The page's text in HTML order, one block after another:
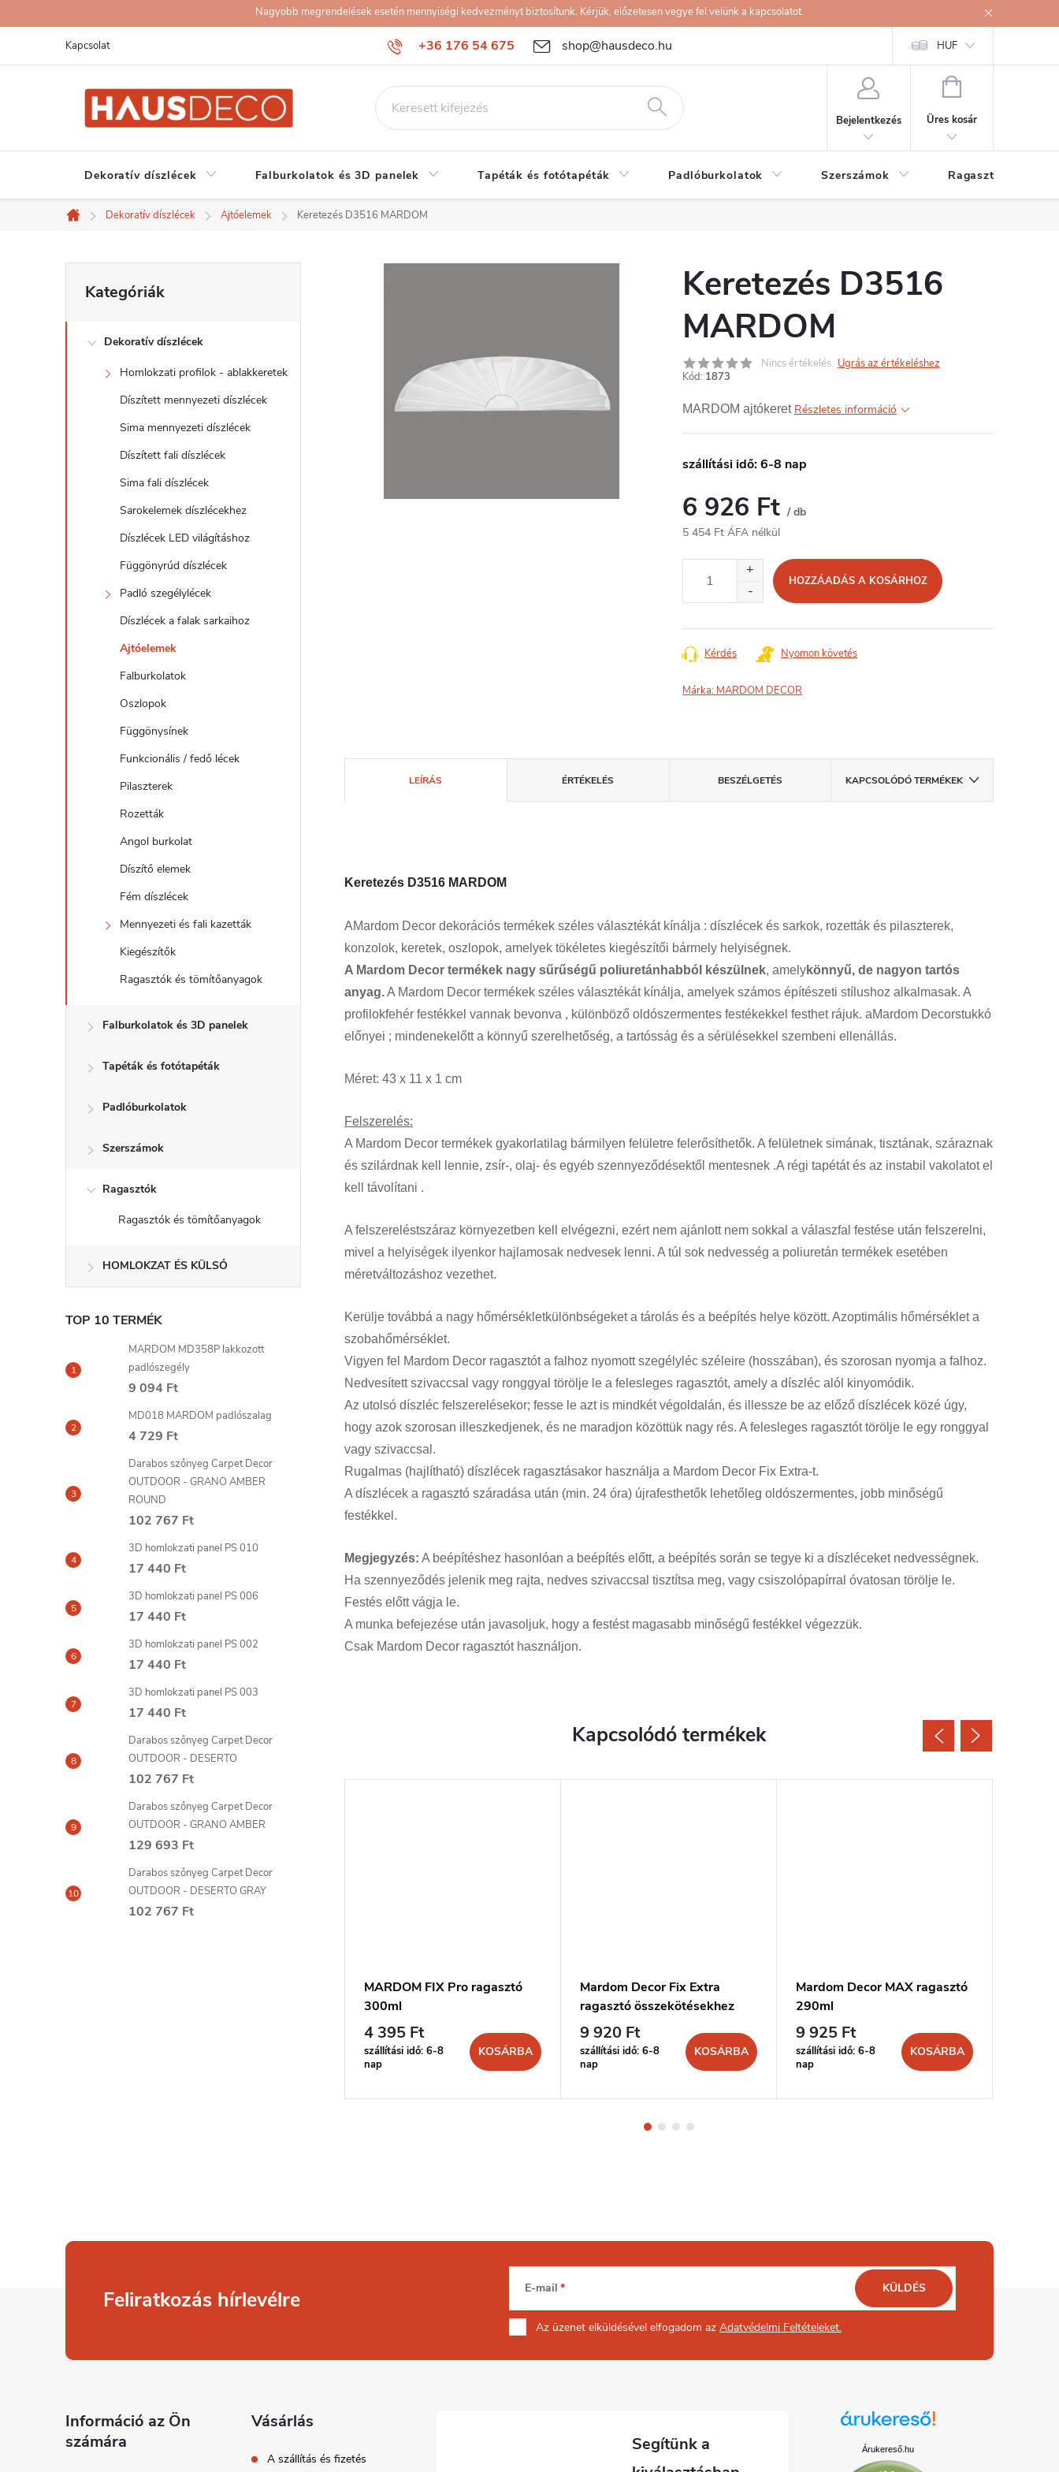
a
Nagyobb megrendelések esetén mennyiségi kedvezményt biztosítunk. Kérjük, előzetesen vegye fel velünk a kapcsolatot.
+36 176 54 675 shop@hausdeco.hu
Kapcsolat HUF
Bejelentkezés
KOSÁR
Üres kosár
Dekoratív díszlécek Falburkolatok és 3D panelek Tapéták és fotótapéták Padlóburkolatok Szerszámok Ragasztók
Kezdőlap
Dekoratív díszlécek Ajtóelemek Keretezés D3516 MARDOM
O
l
átugrása
Kategóriák
Dekoratív díszlécek
Homlokzati profilok - ablakkeretek
Díszített mennyezeti díszlécek
Sima mennyezeti díszlécek
Díszített fali díszlécek
Sima fali díszlécek
Sarokelemek díszlécekhez
Díszlécek LED világításhoz
Függönyrúd díszlécek
Padló szegélylécek
Díszlécek a falak sarkaihoz
Ajtóelemek
Falburkolatok
Oszlopok
Függönysínek
Funkcionális / fedő lécek
Pilaszterek
Rozetták
Angol burkolat
Díszítő elemek
Fém díszlécek
Mennyezeti és fali kazetták
Kiegészítők
Ragasztók és tömítőanyagok
Falburkolatok és 3D panelek
Tapéták és fotótapéták
Padlóburkolatok
Szerszámok
Ragasztók
Ragasztók és tömítőanyagok
HOMLOKZAT ÉS KÜLSŐ
TOP 10 TERMÉK
MARDOM MD358P lakkozott
padlószegély
9 094 Ft
MD018 MARDOM padlószalag
4 729 Ft
Darabos szőnyeg Carpet Decor
OUTDOOR - GRANO AMBER
ROUND
102 767 Ft
3D homlokzati panel PS 010
17 440 Ft
3D homlokzati panel PS 006
17 440 Ft
3D homlokzati panel PS 002
17 440 Ft
3D homlokzati panel PS 003
17 440 Ft
Darabos szőnyeg Carpet Decor
OUTDOOR - DESERTO
102 767 Ft
Darabos szőnyeg Carpet Decor
OUTDOOR - GRANO AMBER
129 693 Ft
Darabos szőnyeg Carpet Decor
OUTDOOR - DESERTO GRAY
102 767 Ft
Keretezés D3516
MARDOM
Nincs értékelés Ugrás az értékeléshez
Kód: 1873
MARDOM ajtókeret Részletes információ
szállítási idő: 6-8 nap
6 926 Ft / db
5 454 Ft ÁFA nélkül
HOZZÁADÁS A KOSÁRHOZ
Kérdés Nyomon követés
Márka: MARDOM DECOR
LEÍRÁS ÉRTÉKELÉS BESZÉLGETÉS KAPCSOLÓDÓ TERMÉKEK
Keretezés D3516 MARDOM
AMardom Decor dekorációs termékek széles választékát kínálja : díszlécek és sarkok, rozetták és pilaszterek,
konzolok, keretek, oszlopok, amelyek tökéletes kiegészítői bármely helyiségnek.
A Mardom Decor termékek nagy sűrűségű poliuretánhabból készülnek, amelykönnyű, de nagyon tartós
anyag.A Mardom Decor termékek széles választékát kínálja, amelyek számos építészeti stílushoz alkalmasak. A
profilokfehér festékkel vannak bevonva , különböző oldószermentes festékekkel festhetrájuk. aMardom Decorstukkó
előnyei ; mindenekelőtta könnyű szerelhetőség, a tartósság és a sérülésekkel szembeni ellenállás.
Méret: 43 x 11 x 1 cm
Felszerelés:
A Mardom Decor termékek gyakorlatilag bármilyen felületre felerősíthetők. A felületnek simának, tisztának, száraznak
és szilárdnak kell lennie, zsír-, olaj- és egyéb szennyeződésektől mentesnek .A régi tapétát és az instabil vakolatot el
kell távolítani .
A felszereléstszáraz környezetben kell elvégezni, ezért nem ajánlott nem sokkal a válaszfal festése után felszerelni,
mivel a helyiségek ilyenkor hajlamosak nedvesek lenni. A túl sok nedvesség a poliuretán termékek esetében
méretváltozáshoz vezethet.
Kerülje továbbá a nagy hőmérsékletkülönbségeket a tárolás és a beépítés helye között. Azoptimális hőmérséklet a
szobahőmérséklet.
Vigyen fel Mardom Decor ragasztót a falhoz nyomott szegélyléc széleire (hosszában), és szorosan nyomja a falhoz.
Nedvesített szivaccsal vagy ronggyal törölje le a felesleges ragasztót, amely a díszléc alól kinyomódik.
Az utolsó díszléc felszerelésekor; fesse le azt is mindkét végoldalán, és illessze be az előző díszlécek közé úgy,
hogy azok szorosan illeszkedjenek, és ne maradjon közöttük nagy rés. A felesleges ragasztót törölje le egy ronggyal
vagy szivaccsal.
Rugalmas (hajlítható) díszlécek ragasztásakor használja a Mardom Decor Fix Extra-t.
A díszlécek a ragasztó száradása után (min. 24 óra) újrafesthetők lehetőleg oldószermentes, jobb minőségű
festékkel.
Megjegyzés: A beépítéshez hasonlóan a beépítés előtt, a beépítés során se tegye ki a díszléceket nedvességnek.
Ha szennyeződés jelenik meg rajta, nedves szivaccsal tisztítsa meg, vagy csiszolópapírral óvatosan törölje le.
Festés előtt vágja le.
A munka befejezése után javasoljuk, hogy a festést magasabb minőségű festékkel végezzük.
Csak Mardom Decor ragasztót használjon.
Kapcsolódó termékek
MARDOM FIX Pro ragasztó
300ml
4 395 Ft
szállítási idő: 6-8
nap
KOSÁRBA
Mardom Decor Fix Extra
ragasztó összekötésekhez
300ml
9 920 Ft
szállítási idő: 6-8
nap
KOSÁRBA
Mardom Decor MAX ragasztó
290ml
9 925 Ft
szállítási idő: 6-8
nap
KOSÁRBA
Feliratkozás hírlevélre E-mail
Az üzenet elküldésével elfogadom az Adatvédelmi Feltételeket.
KÜLDÉS
Információ az Ön
számára
Vásárlás
A szállítás és fizetés
Árukereső.hu